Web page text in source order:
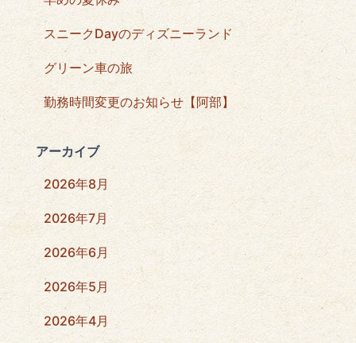
スニークDayのディズニーランド
グリーン車の旅
勤務時間変更のお知らせ【阿部】
アーカイブ
2026年8月
2026年7月
2026年6月
2026年5月
2026年4月